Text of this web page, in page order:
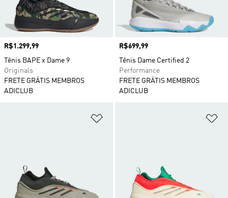
Preço
R$1.299,99
Tênis BAPE x Dame 9
Originals
FRETE GRÁTIS MEMBROS
ADICLUB
Preço
R$699,99
Tênis Dame Certified 2
Performance
FRETE GRÁTIS MEMBROS
ADICLUB